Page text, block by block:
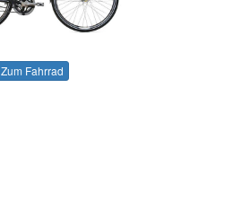
Zum Fahrrad